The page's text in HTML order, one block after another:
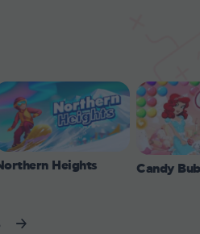
Heights Candy